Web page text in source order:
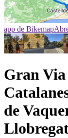
app de Bikemap
Gran Via
de